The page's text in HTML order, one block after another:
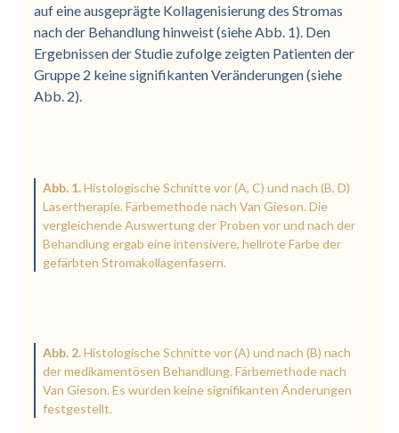
auf eine ausgeprägte Kollagenisierung des Stromas
nach der Behandlung hinweist (siehe Abb. 1). Den
Ergebnissen der Studie zufolge zeigten Patienten der
Gruppe 2 keine signifikanten Veränderungen (siehe
Abb. 2).
Abb. 1.Histologische Schnitte vor (A, C) und nach (B, D)
Lasertherapie. Färbemethode nach Van Gieson. Die
vergleichende Auswertung der Proben vor und nach der
Behandlung ergab eine intensivere, hellrote Farbe der
gefärbten Stromakollagenfasern.
Abb. 2.Histologische Schnitte vor (A) und nach (B) nach
der medikamentösen Behandlung. Färbemethode nach
Van Gieson. Es wurden keine signifikanten Änderungen
festgestellt.